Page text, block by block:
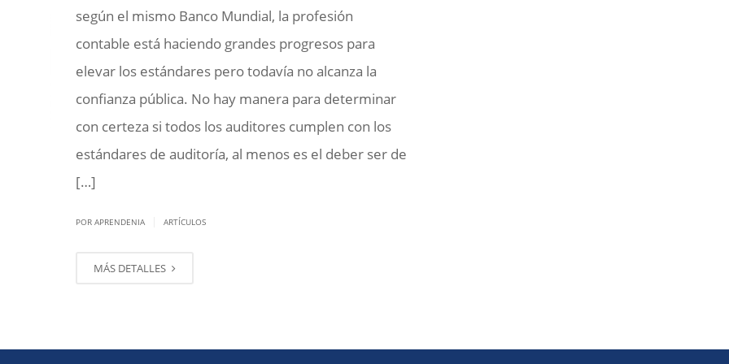
según el mismo Banco Mundial, la profesión
contable está haciendo grandes progresos para
elevar los estándares pero todavía no alcanza la
confianza pública. No hay manera para determinar
con certeza si todos los auditores cumplen con los
estándares de auditoría, al menos es el deber ser de
[…]
POR APRENDENIA ARTÍCULOS
MÁS DETALLES